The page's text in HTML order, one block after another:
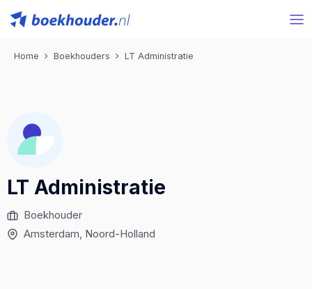
Home Boekhouders LT Administratie
LT Administratie
Boekhouder
Amsterdam, Noord-Holland